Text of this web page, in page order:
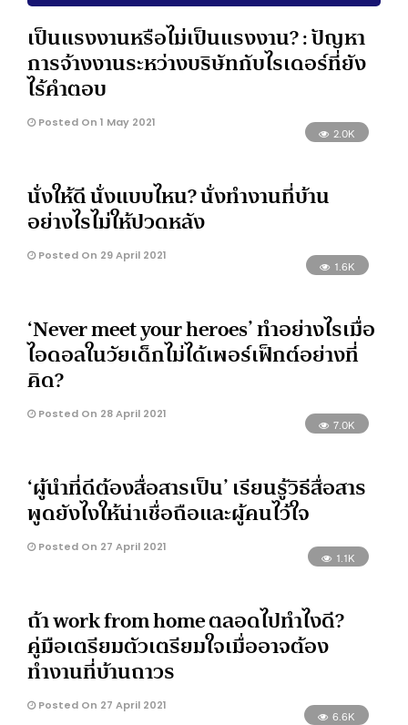
เป็นแรงงานหรือไม่เป็นแรงงาน? : ปัญหา
การจ้างงานระหว่างบริษัทกับไรเดอร์ที่ยัง
ไร้คำตอบ
Posted On 1 May 2021
2.0K
นั่งให้ดี นั่งแบบไหน? นั่งทำงานที่บ้าน
อย่างไรไม่ให้ปวดหลัง
Posted On 29 April 2021
1.6K
‘Never meet your heroes’ ทำอย่างไรเมื่อ
ไอดอลในวัยเด็กไม่ได้เพอร์เฟ็กต์อย่างที่
คิด?
Posted On 28 April 2021
7.0K
‘ผู้นำที่ดีต้องสื่อสารเป็น’ เรียนรู้วิธีสื่อสาร
พูดยังไงให้น่าเชื่อถือและผู้คนไว้ใจ
Posted On 27 April 2021
1.1K
ถ้า work from home ตลอดไปทำไงดี?
คู่มือเตรียมตัวเตรียมใจเมื่ออาจต้อง
ทำงานที่บ้านถาวร
Posted On 27 April 2021
6.6K